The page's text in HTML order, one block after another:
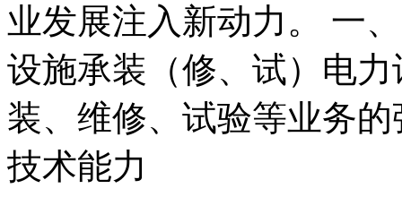
业发展注入新动力。 一
设施承装（修、试）电
装、维修、试验等业务
技术能力